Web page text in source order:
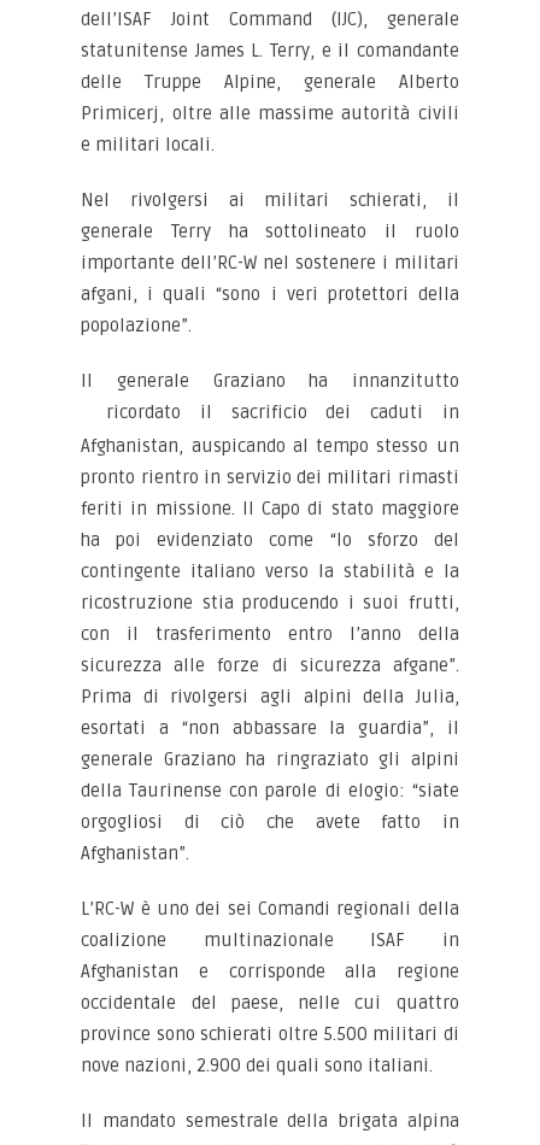
dell’ISAF Joint Command (IJC), generale
statunitense James L. Terry, e il comandante
delle Truppe Alpine, generale Alberto
Primicerj, oltre alle massime autorità civili
e militari locali.
Nel rivolgersi ai militari schierati, il
generale Terry ha sottolineato il ruolo
importante dell’RC-W nel sostenere i militari
afgani, i quali “sono i veri protettori della
popolazione”.
Il generale Graziano ha innanzitutto
ricordato il sacrificio dei caduti in
Afghanistan, auspicando al tempo stesso un
pronto rientro in servizio dei militari rimasti
feriti in missione. Il Capo di stato maggiore
ha poi evidenziato come “lo sforzo del
contingente italiano verso la stabilità e la
ricostruzione stia producendo i suoi frutti,
con il trasferimento entro l’anno della
sicurezza alle forze di sicurezza afgane”.
Prima di rivolgersi agli alpini della Julia,
esortati a “non abbassare la guardia”, il
generale Graziano ha ringraziato gli alpini
della Taurinense con parole di elogio: “siate
orgogliosi di ciò che avete fatto in
Afghanistan”.
L’RC-W è uno dei sei Comandi regionali della
coalizione multinazionale ISAF in
Afghanistan e corrisponde alla regione
occidentale del paese, nelle cui quattro
province sono schierati oltre 5.500 militari di
nove nazioni, 2.900 dei quali sono italiani.
Il mandato semestrale della brigata alpina